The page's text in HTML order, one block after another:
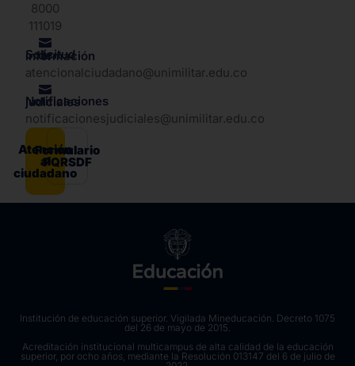
8000
111019
Solicitud de información
atencionalciudadano@unimilitar.edu.co
Notificaciones judiciales
notificacionesjudiciales@unimilitar.edu.co
Atención
al
ciudadano
Formulario
PQRSDF
Institución de educación superior. Vigilada Mineducación. Decreto 1075
del 26 de mayo de 2015.
Acreditación institucional multicampus de alta calidad de la educación
superior, por ocho años, mediante la Resolución 013147 del 6 de julio de